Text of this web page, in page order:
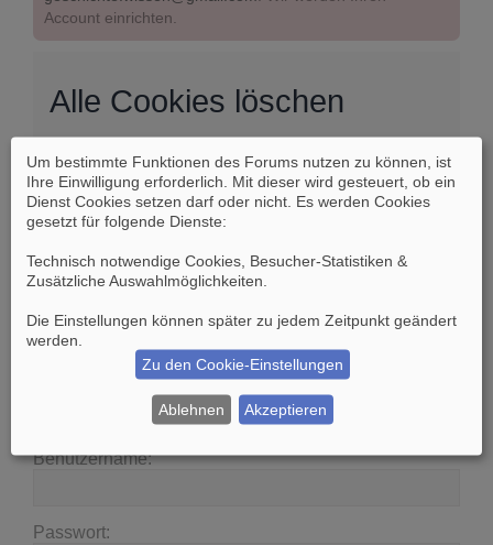
Account einrichten.
Alle Cookies löschen
Sind Sie sich sicher, dass Sie alle Cookies des
Boards löschen möchten?
SucheErweiterte Suche
Benutzername:
Passwort:
Um bestimmte Funktionen des Forums nutzen zu können, ist
Ihre Einwilligung erforderlich. Mit dieser wird gesteuert, ob ein
Dienst Cookies setzen darf oder nicht. Es werden Cookies
gesetzt für folgende Dienste:
Technisch notwendige Cookies, Besucher-Statistiken &
Zusätzliche Auswahlmöglichkeiten
Die Einstellungen können später zu jedem Zeitpunkt geändert
werden.
Zu den Cookie-Einstellungen
Ablehnen Akzeptieren